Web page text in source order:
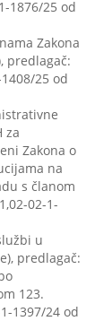
1876/25 od
Zakona
predlagač:
25 od
za
Zakona o
na
s članom
02-1-
u
predlagač:
123.
1397/24 od